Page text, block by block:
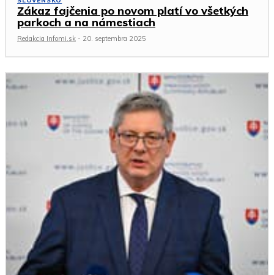
Zákaz fajčenia po novom platí vo všetkých
parkoch a na námestiach
Redakcia Infomi.sk - 20. septembra 2025